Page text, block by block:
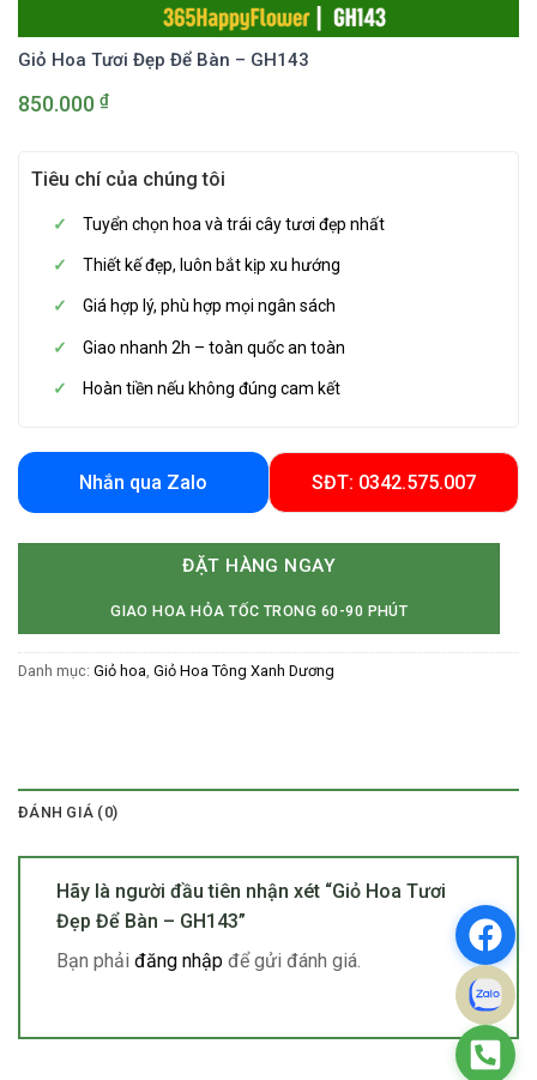
Giỏ Hoa Tươi Đẹp Để Bàn – GH143
850.000 ₫
Tiêu chí của chúng tôi
Tuyển chọn hoa và trái cây tươi đẹp nhất
Thiết kế đẹp, luôn bắt kịp xu hướng
Giá hợp lý, phù hợp mọi ngân sách
Giao nhanh 2h – toàn quốc an toàn
Hoàn tiền nếu không đúng cam kết
Nhắn qua Zalo SĐT: 0342.575.007
ĐẶT HÀNG NGAY
GIAO HOA HỎA TỐC TRONG 60-90 PHÚT
Danh mục: Giỏ hoa, Giỏ Hoa Tông Xanh Dương
ĐÁNH GIÁ (0)
Hãy là người đầu tiên nhận xét “Giỏ Hoa Tươi
Đẹp Để Bàn – GH143”
Bạn phải đăng nhập để gửi đánh giá.